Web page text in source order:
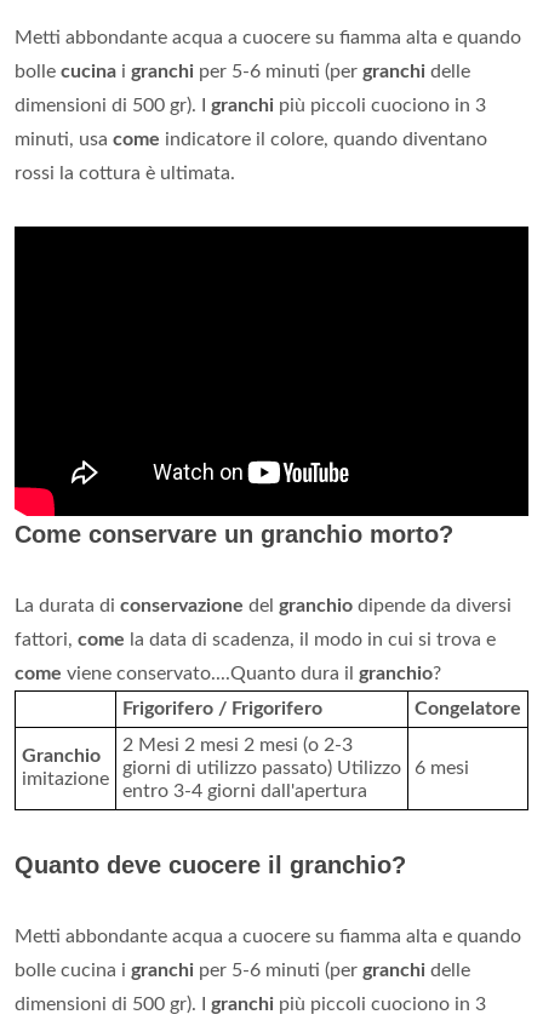
Metti abbondante acqua a cuocere su fiamma alta e quando
bolle cucina i granchi per 5-6 minuti (per granchi delle
dimensioni di 500 gr). I granchi più piccoli cuociono in 3
minuti, usa come indicatore il colore, quando diventano
rossi la cottura è ultimata.
Come conservare un granchio morto?
La durata di conservazione del granchio dipende da diversi
fattori, come la data di scadenza, il modo in cui si trova e
come viene conservato....Quanto dura il granchio?
Frigorifero / Frigorifero
Congelatore
Granchio
imitazione
2 Mesi 2 mesi 2 mesi (o 2-3
giorni di utilizzo passato) Utilizzo
entro 3-4 giorni dall'apertura
6 mesi
Quanto deve cuocere il granchio?
Metti abbondante acqua a cuocere su fiamma alta e quando
bolle cucina i granchi per 5-6 minuti (per granchi delle
dimensioni di 500 gr). I granchi più piccoli cuociono in 3